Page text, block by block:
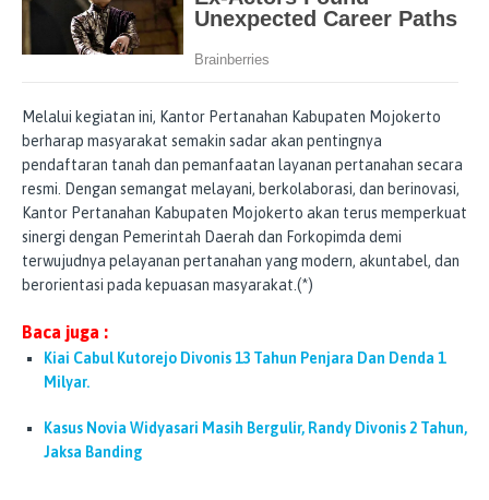
Melalui kegiatan ini, Kantor Pertanahan Kabupaten Mojokerto
berharap masyarakat semakin sadar akan pentingnya
pendaftaran tanah dan pemanfaatan layanan pertanahan secara
resmi. Dengan semangat melayani, berkolaborasi, dan berinovasi,
Kantor Pertanahan Kabupaten Mojokerto akan terus memperkuat
sinergi dengan Pemerintah Daerah dan Forkopimda demi
terwujudnya pelayanan pertanahan yang modern, akuntabel, dan
berorientasi pada kepuasan masyarakat.(*)
Baca juga :
Kiai Cabul Kutorejo Divonis 13 Tahun Penjara Dan Denda 1
Milyar.
Kasus Novia Widyasari Masih Bergulir, Randy Divonis 2 Tahun,
Jaksa Banding